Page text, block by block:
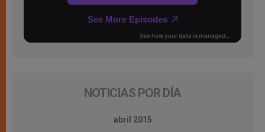
NOTICIAS POR DÍA
abril 2015